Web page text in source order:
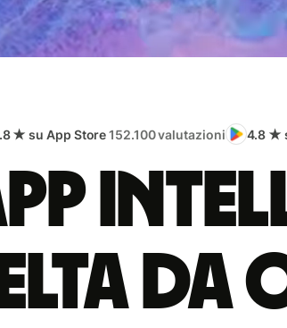
★ su App Store152.100 valutazioni 4.8 ★
da